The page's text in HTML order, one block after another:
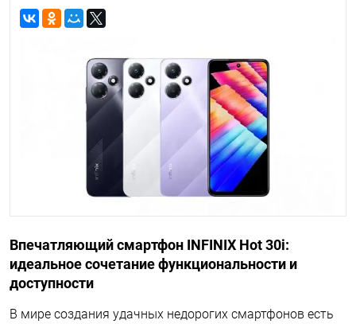
Впечатляющий смартфон INFINIX Hot 30i:
идеальное сочетание функциональности и
доступности
В мире создания удачных недорогих смартфонов есть